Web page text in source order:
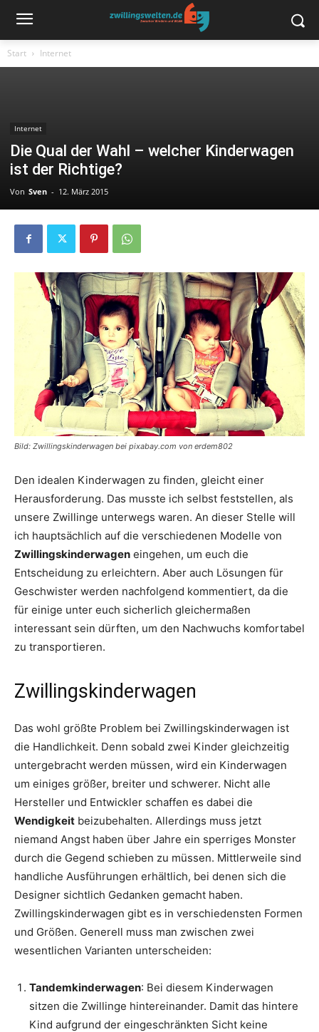
Start Internet
Internet
Die Qual der Wahl – welcher Kinderwagen
ist der Richtige?
Von Sven - 12. März 2015
Bild: Zwillingskinderwagen bei pixabay.com von erdem802
Den idealen Kinderwagen zu finden, gleicht einer
Herausforderung. Das musste ich selbst feststellen, als
unsere Zwillinge unterwegs waren. An dieser Stelle will
ich hauptsächlich auf die verschiedenen Modelle von
Zwillingskinderwagen eingehen, um euch die
Entscheidung zu erleichtern. Aber auch Lösungen für
Geschwister werden nachfolgend kommentiert, da die
für einige unter euch sicherlich gleichermaßen
interessant sein dürften, um den Nachwuchs komfortabel
zu transportieren.
Zwillingskinderwagen
Das wohl größte Problem bei Zwillingskinderwagen ist
die Handlichkeit. Denn sobald zwei Kinder gleichzeitig
untergebracht werden müssen, wird ein Kinderwagen
um einiges größer, breiter und schwerer. Nicht alle
Hersteller und Entwickler schaffen es dabei die
Wendigkeit beizubehalten. Allerdings muss jetzt
niemand Angst haben über Jahre ein sperriges Monster
durch die Gegend schieben zu müssen. Mittlerweile sind
handliche Ausführungen erhältlich, bei denen sich die
Designer sichtlich Gedanken gemacht haben.
Zwillingskinderwagen gibt es in verschiedensten Formen
und Größen. Generell muss man zwischen zwei
wesentlichen Varianten unterscheiden:
Tandemkinderwagen: Bei diesem Kinderwagen
sitzen die Zwillinge hintereinander. Damit das hintere
Kind aufgrund der eingeschränkten Sicht keine